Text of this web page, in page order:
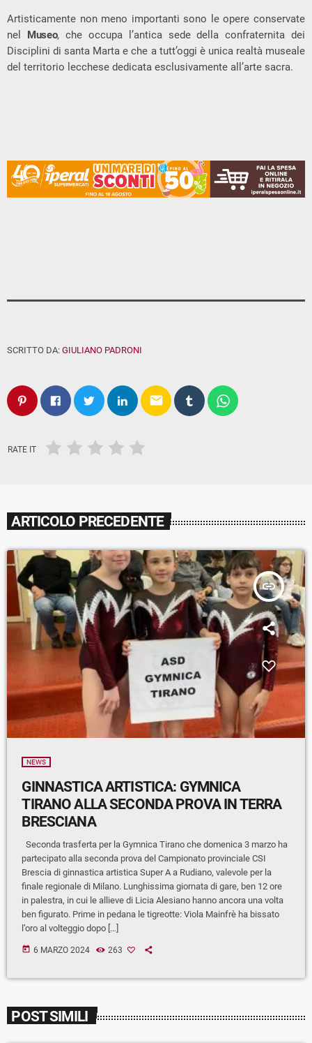
Artisticamente non meno importanti sono le opere conservate
nel Museo, che occupa l’antica sede della confraternita dei
Disciplini di santa Marta e che a tutt’oggi è unica realtà museale
del territorio lecchese dedicata esclusivamente all’arte sacra.
SCRITTO DA: GIULIANO PADRONI
email
RATE IT
ARTICOLO PRECEDENTE
insert_link
NEWS
GINNASTICA ARTISTICA: GYMNICA
TIRANO ALLA SECONDA PROVA IN TERRA
BRESCIANA
Seconda trasferta per la Gymnica Tirano che domenica 3 marzo ha
partecipato alla seconda prova del Campionato provinciale CSI
Brescia di ginnastica artistica Super A a Rudiano, valevole per la
finale regionale di Milano. Lunghissima giornata di gare, ben 12 ore
in palestra, in cui le allieve di Licia Alesiano hanno ancora una volta
ben figurato. Prime in pedana le tigreotte: Viola Mainfrè ha bissato
l’oro al volteggio dopo […]
today 6 MARZO 2024 263
POST SIMILI